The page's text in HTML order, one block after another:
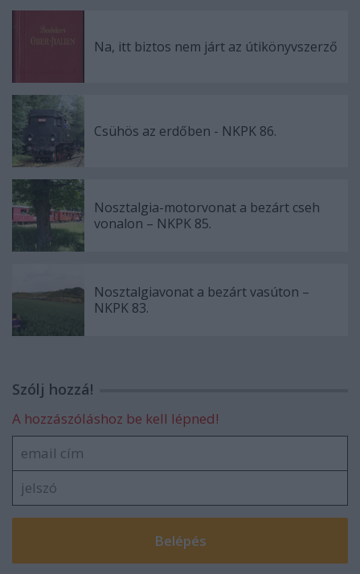
Na, itt biztos nem járt az útikönyvszerző
Csühös az erdőben - NKPK 86.
Nosztalgia-motorvonat a bezárt cseh
vonalon – NKPK 85.
Nosztalgiavonat a bezárt vasúton –
NKPK 83.
Szólj hozzá!
A hozzászóláshoz be kell lépned!